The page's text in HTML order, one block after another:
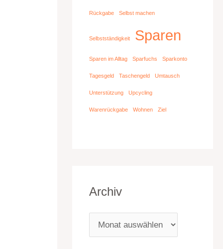
Rückgabe Selbst machen
Selbstständigkeit Sparen
Sparen im Alltag Sparfuchs Sparkonto
Tagesgeld Taschengeld Umtausch
Unterstützung Upcycling
Warenrückgabe Wohnen Ziel
Archiv